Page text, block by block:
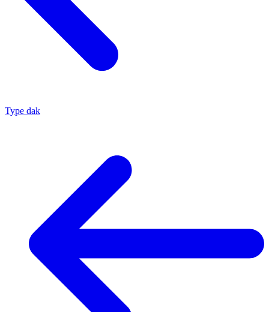
Type dak